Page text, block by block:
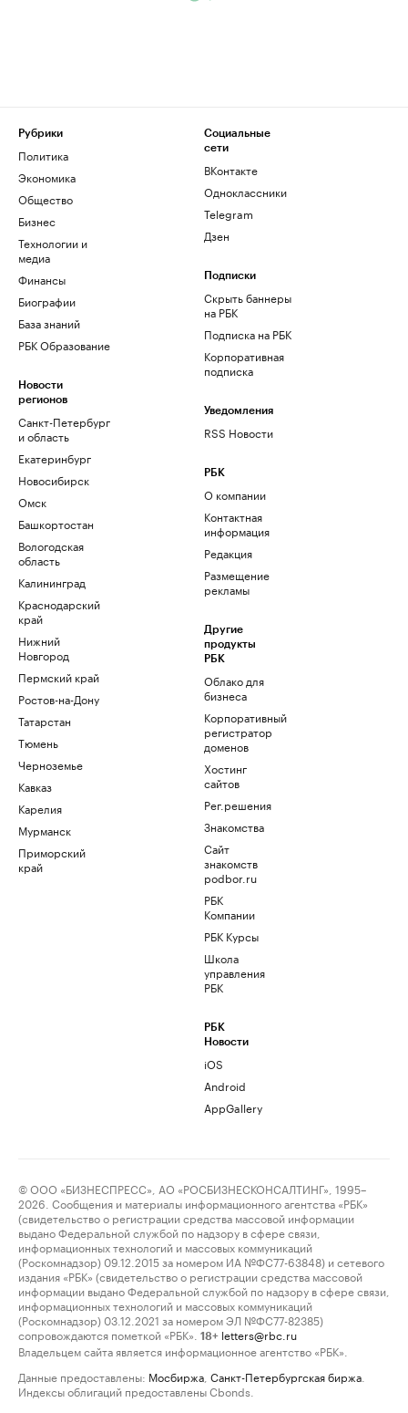
Рубрики
Политика
Экономика
Общество
Бизнес
Технологии и
медиа
Финансы
Биографии
База знаний
РБК Образование
Новости
регионов
Санкт-Петербург
и область
Екатеринбург
Новосибирск
Омск
Башкортостан
Вологодская
область
Калининград
Краснодарский
край
Нижний
Новгород
Пермский край
Ростов-на-Дону
Татарстан
Тюмень
Черноземье
Кавказ
Карелия
Мурманск
Приморский
край
Социальные
сети
ВКонтакте
Одноклассники
Telegram
Дзен
Подписки
Скрыть баннеры
на РБК
Подписка на РБК
Корпоративная
подписка
Уведомления
RSS Новости
РБК
О компании
Контактная
информация
Редакция
Размещение
рекламы
Другие
продукты
РБК
Облако для
бизнеса
Корпоративный
регистратор
доменов
Хостинг
сайтов
Рег.решения
Знакомства
Сайт
знакомств
podbor.ru
РБК
Компании
РБК Курсы
Школа
управления
РБК
РБК
Новости
iOS
Android
AppGallery
© ООО «БИЗНЕСПРЕСС», АО «РОСБИЗНЕСКОНСАЛТИНГ», 1995–
2026. Сообщения и материалы информационного агентства «РБК»
(свидетельство о регистрации средства массовой информации
выдано Федеральной службой по надзору в сфере связи,
информационных технологий и массовых коммуникаций
(Роскомнадзор) 09.12.2015 за номером ИА №ФС77-63848) и сетевого
издания «РБК» (свидетельство о регистрации средства массовой
информации выдано Федеральной службой по надзору в сфере связи,
информационных технологий и массовых коммуникаций
(Роскомнадзор) 03.12.2021 за номером ЭЛ №ФС77-82385)
сопровождаются пометкой «РБК».
18+ letters@rbc.ru
Владельцем сайта является информационное агентство «РБК».
Данные предоставлены: Мосбиржа Санкт-Петербургская биржа
Индексы облигаций предоставлены Cbonds.